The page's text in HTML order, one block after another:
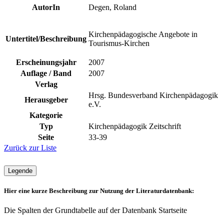
AutorIn Degen, Roland
Untertitel/Beschreibung
Kirchenpädagogische Angebote in
Tourismus-Kirchen
Erscheinungsjahr
2007
Auflage / Band
2007
Verlag
Herausgeber
Hrsg. Bundesverband Kirchenpädagogik
e.V.
Kategorie
Typ
Kirchenpädagogik Zeitschrift
Seite
33-39
Zurück zur Liste
Legende
Hier eine kurze Beschreibung zur Nutzung der Literaturdatenbank:
Die Spalten der Grundtabelle auf der Datenbank Startseite